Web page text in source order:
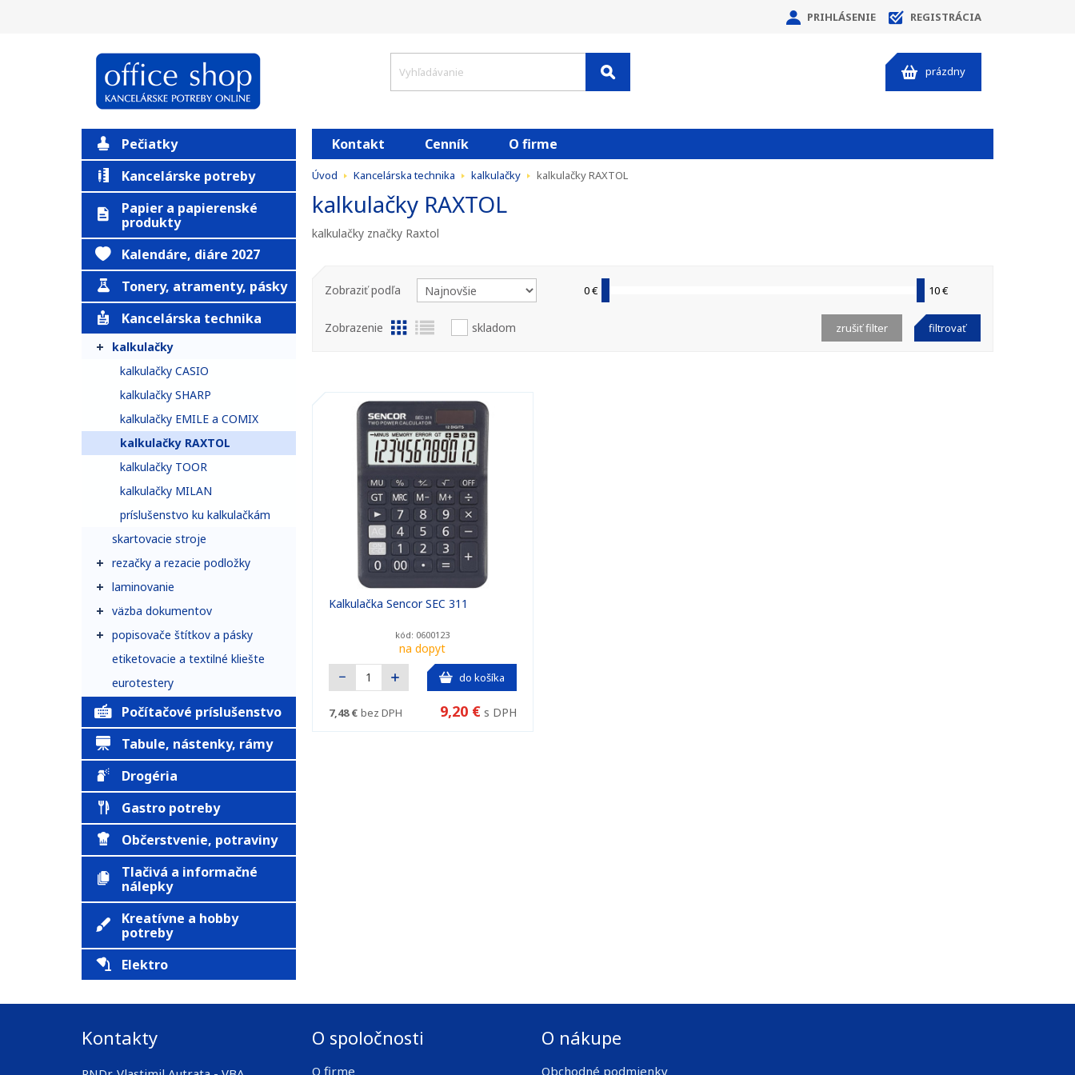
PRIHLÁSENIE REGISTRÁCIA
prázdny
Pečiatky
Kancelárske potreby
Papier a papierenské
produkty
Kalendáre, diáre 2027
Tonery, atramenty, pásky
Kancelárska technika
kalkulačky
kalkulačky CASIO
kalkulačky SHARP
kalkulačky EMILE a COMIX
kalkulačky RAXTOL
kalkulačky TOOR
kalkulačky MILAN
príslušenstvo ku kalkulačkám
skartovacie stroje
rezačky a rezacie podložky
laminovanie
väzba dokumentov
popisovače štítkov a pásky
etiketovacie a textilné kliešte
eurotestery
Počítačové príslušenstvo
Tabule, nástenky, rámy
Drogéria
Gastro potreby
Občerstvenie, potraviny
Tlačivá a informačné
nálepky
Kreatívne a hobby
potreby
Elektro
Kontakt Cenník O firme
Úvod Kancelárska technika kalkulačky kalkulačky RAXTOL
kalkulačky RAXTOL
kalkulačky značky Raxtol
0 € 10 €
Zobrazenie skladom filtrovať
zrušiť filter
Zobraziť podľa
Kalkulačka Sencor SEC 311
kód: 0600123
na dopyt
do košíka
7,48 € bez DPH 9,20 € s DPH
Kontakty O spoločnosti
O firme
O nákupe
Obchodné podmienky